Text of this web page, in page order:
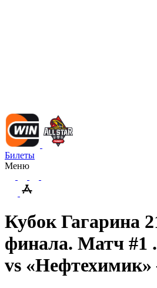
Билеты
Меню
Кубок Гагарина
финала. Матч #1
vs «Нефтехимик»